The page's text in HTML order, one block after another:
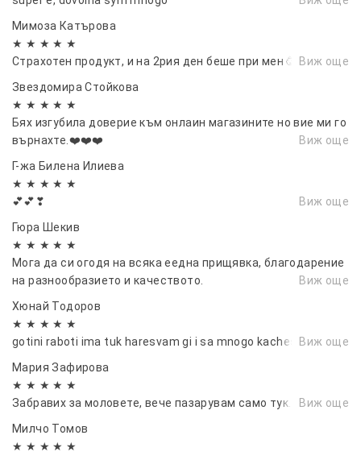
Мимоза Катърова
★ ★ ★ ★ ★
Страхотен продукт, и на 2рия ден беше при мен 🥳🥳Виж още
Звездомира Стойкова
★ ★ ★ ★ ★
Бях изгубила доверие към онлаин магазините но вие ми го
върнахте.❤️❤️❤️
Виж още
Г-жа Билена Илиева
★ ★ ★ ★ ★
💕💕❣
Виж още
Гюра Шекив
★ ★ ★ ★ ★
Мога да си огодя на всяка еедна прищявка, благодарение
на разнообразието и качеството.
Виж още
Хюнай Тодоров
★ ★ ★ ★ ★
gotini raboti ima tuk haresvam gi i sa mnogo kachestveniВиж още
Мария Зафирова
★ ★ ★ ★ ★
Забравих за моловете, вече пазарувам само тук.
Виж още
Милчо Томов
★ ★ ★ ★ ★